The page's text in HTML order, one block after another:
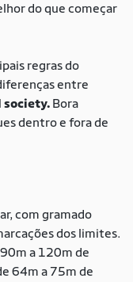
do que começar
regras do
entre
society. Bora
dentro e fora de
com gramado
dos limites.
a 120m de
64m a 75m de